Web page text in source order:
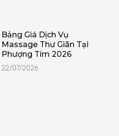
Bảng Giá Dịch Vụ
Massage Thư Giãn Tại
Phượng Tím 2026
22/07/2026